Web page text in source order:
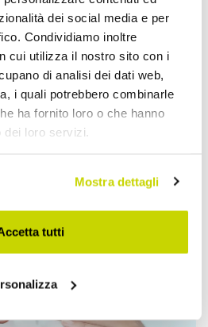
dei social media e per
Condividiamo inoltre
cui utilizza il nostro sito con i
di analisi dei dati web,
i quali potrebbero combinarle
ha fornito loro o che hanno
loro servizi.
Mostra dettagli
tuttisubito!